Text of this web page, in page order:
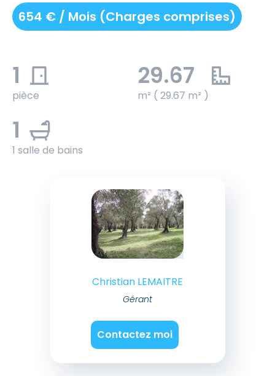
654 € / Mois (Charges comprises)
1
pièce
29.67
m² ( 29.67 m² )
1
1 salle de bains
Christian LEMAITRE
Gérant
Contactez moi